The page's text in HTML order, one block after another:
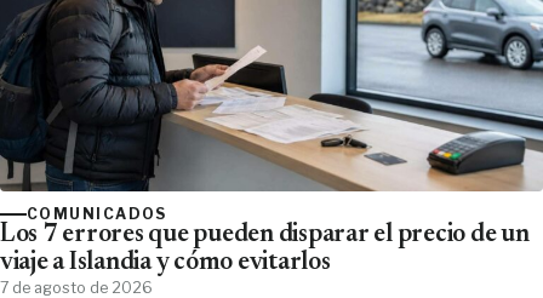
COMUNICADOS
Los 7 errores que pueden disparar el precio de un
viaje a Islandia y cómo evitarlos
7 de agosto de 2026